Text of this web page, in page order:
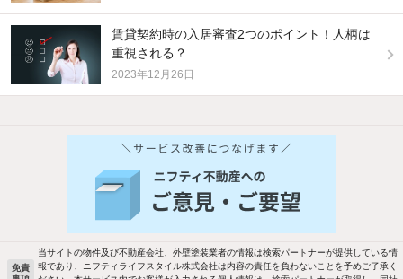
賃貸契約時の入居審査2つのポイント！人柄は
重視される？
2023年12月26日
他の人はこんな条件で絞り込んでいます！
バス・トイレ別 2階以上
免責
当サイトの物件及び不動産会社、外壁塗装業者の情報は検索パートナーが提供している情
報であり、ニフティライフスタイル株式会社は内容の責任を負わないことを予めご了承く